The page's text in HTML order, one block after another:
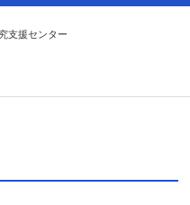
支援センター